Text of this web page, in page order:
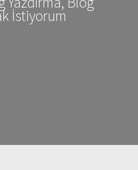
İstiyorum